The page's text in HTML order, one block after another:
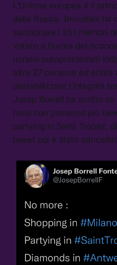
L’Unione europea è il
della Russia. Bruxelles ha
sanzionare i 351 membri
votato a favore del
ucraini autoproclamati
altre 27 persone ed entità
destabilizzare l’integrità
Josep Borrell ha scritto
russi non potranno più
partying in Saint Tropez,
tweet poi è stato